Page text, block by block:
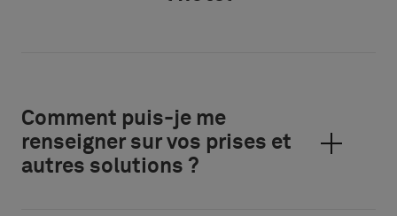
Comment puis-je me
renseigner sur vos prises et
autres solutions ?